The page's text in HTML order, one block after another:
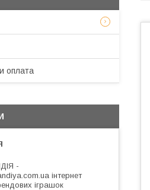
оплата
-
інтернет
іграшок